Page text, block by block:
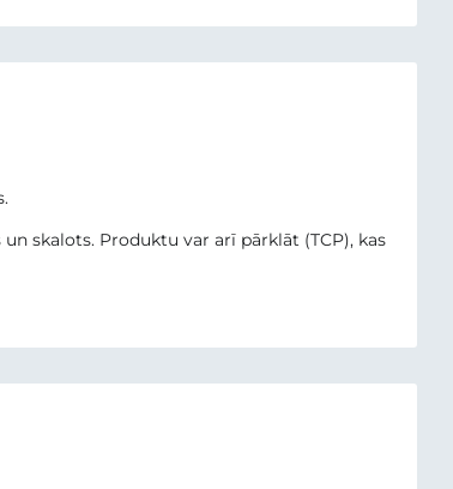
skalots. Produktu var arī pārklāt (TCP), kas